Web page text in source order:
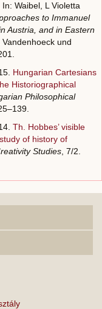
. In: Waibel, L Violetta
to Immanuel
Austria, and in Eastern
Vandenhoeck und
Hungarian Cartesians
Historiographical
Philosophical
Th. Hobbes’ visible
of history of
Studies , 7/2.